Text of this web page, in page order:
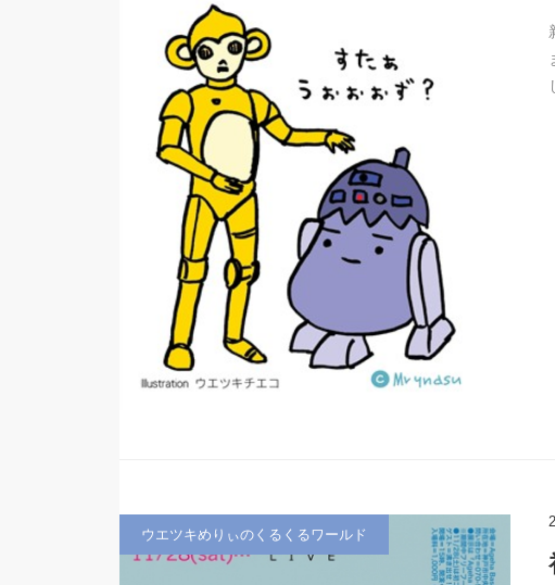
ウエツキめりぃのくるくるワールド